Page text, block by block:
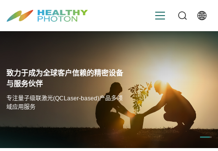
致力于成为全球客户信赖的精密设备
与服务伙伴
专注量子级联激光(QCLaser-based)产品多领
域应用服务